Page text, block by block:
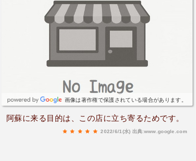
画像は著作権で保護されている場合があります。
阿蘇に来る目的は、この店に立ち寄るためです。
2022/6/1(水) 出典:www.google.com